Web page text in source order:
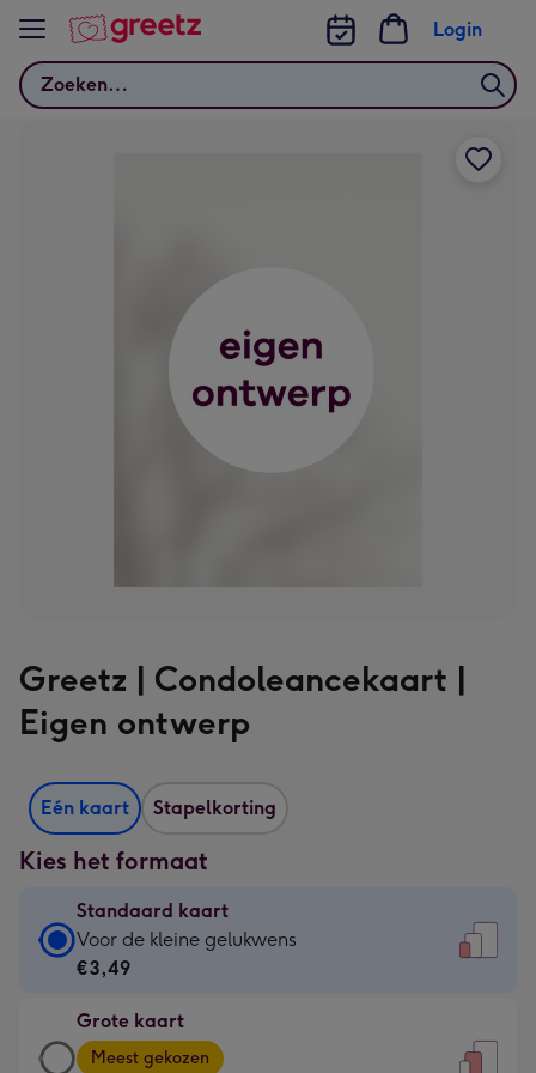
Bekijk meer
Zoeken
Login
Greetz | Condoleancekaart |
Eigen ontwerp
Eén kaart Stapelkorting
Kies het formaat
Standaard kaart
Standaard
kaart
€3,49
-
Voor de kleine gelukwens
€3,49
Grote kaart
Grote
Meest gekozen